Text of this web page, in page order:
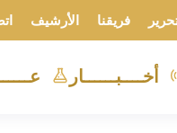
فريقنا الأرشيف
أخــــبــــــار